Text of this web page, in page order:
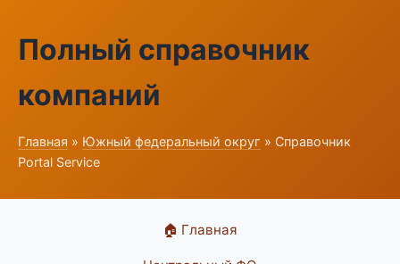
Полный справочник
компаний
Главная » Южный федеральный округ » Справочник
Portal Service
🏠 Главная